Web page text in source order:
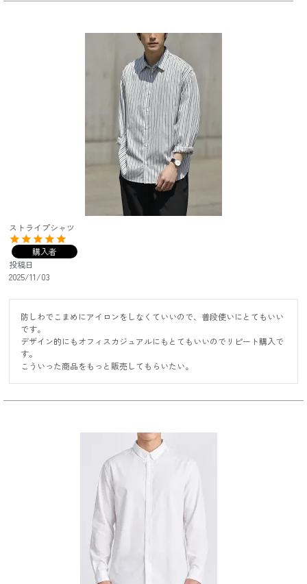
ストライプシャツ
購入者
投稿日
2025/11/03
防しわでこまめにアイロンをしなくていいので、普段使いにとてもいい
です。
デザイン的にもオフィスカジュアルにもとてもいいのでリピート購入で
す。